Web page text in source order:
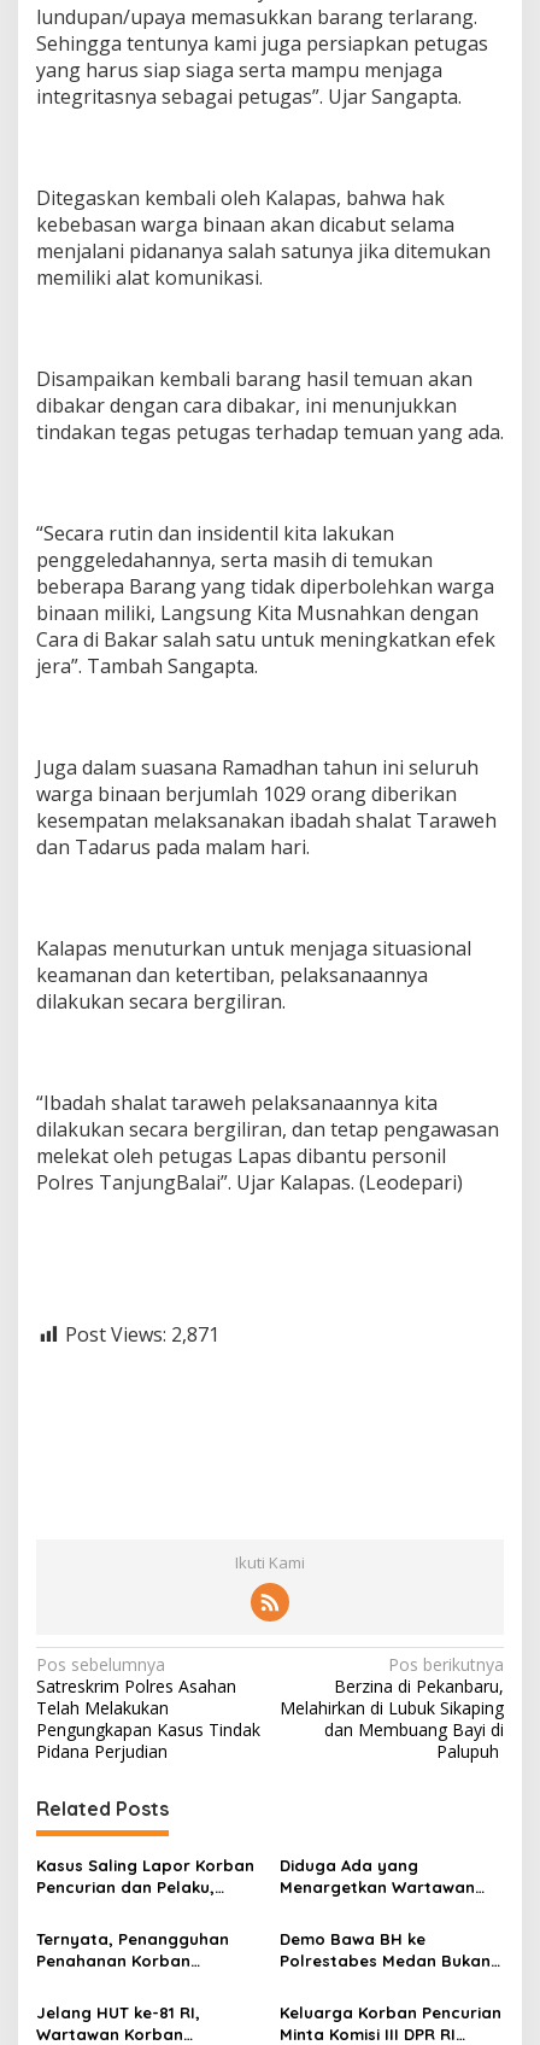
lundupan/upaya memasukkan barang terlarang.
Sehingga tentunya kami juga persiapkan petugas
yang harus siap siaga serta mampu menjaga
integritasnya sebagai petugas”. Ujar Sangapta.
Ditegaskan kembali oleh Kalapas, bahwa hak
kebebasan warga binaan akan dicabut selama
menjalani pidananya salah satunya jika ditemukan
memiliki alat komunikasi.
Disampaikan kembali barang hasil temuan akan
dibakar dengan cara dibakar, ini menunjukkan
tindakan tegas petugas terhadap temuan yang ada.
“Secara rutin dan insidentil kita lakukan
penggeledahannya, serta masih di temukan
beberapa Barang yang tidak diperbolehkan warga
binaan miliki, Langsung Kita Musnahkan dengan
Cara di Bakar salah satu untuk meningkatkan efek
jera”. Tambah Sangapta.
Juga dalam suasana Ramadhan tahun ini seluruh
warga binaan berjumlah 1029 orang diberikan
kesempatan melaksanakan ibadah shalat Taraweh
dan Tadarus pada malam hari.
Kalapas menuturkan untuk menjaga situasional
keamanan dan ketertiban, pelaksanaannya
dilakukan secara bergiliran.
“Ibadah shalat taraweh pelaksanaannya kita
dilakukan secara bergiliran, dan tetap pengawasan
melekat oleh petugas Lapas dibantu personil
Polres TanjungBalai”. Ujar Kalapas. (Leodepari)
Post Views: 2,871
Ikuti Kami
N
a
v
i
g
a
s
i
p
o
s
Pos sebelumnya
Satreskrim Polres Asahan
Telah Melakukan
Pengungkapan Kasus Tindak
Pidana Perjudian
Pos berikutnya
Berzina di Pekanbaru,
Melahirkan di Lubuk Sikaping
dan Membuang Bayi di
Palupuh
Related Posts
Kasus Saling Lapor Korban
Pencurian dan Pelaku,
Nasution Minta
Kapolrestabes Medan
larut
Diduga Ada yang
Menargetkan Wartawan
Tersangka dan Dpo Karena
Membantu Polisi
Ternyata, Penangguhan
Penahanan Korban
di Polrestabes Medan
Setelah Membantu Polisi
Demo Bawa BH ke
Polrestabes Medan Bukan
Pun, Melainkan Simbol Kritik
dan Rasa Kecewa
Jelang HUT ke-81 RI,
Wartawan Korban
Keluarga Korban Pencurian
Minta Komisi III DPR RI